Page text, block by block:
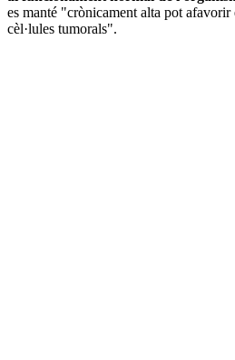
es manté "crònicament alta pot afavorir
cèl·lules tumorals".